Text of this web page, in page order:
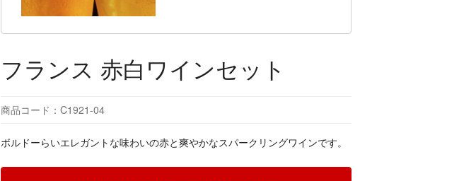
フランス 赤白ワインセット
商品コード：C1921-04
ボルドーらいエレガントな味わいの赤と爽やかなスパークリングワインです。